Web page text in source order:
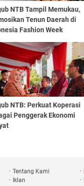
NTB Tampil Memukau,
Tenun Daerah di
Fashion Week
NTB: Perkuat Koperasi
Penggerak Ekonomi
Tentang Kami
Iklan